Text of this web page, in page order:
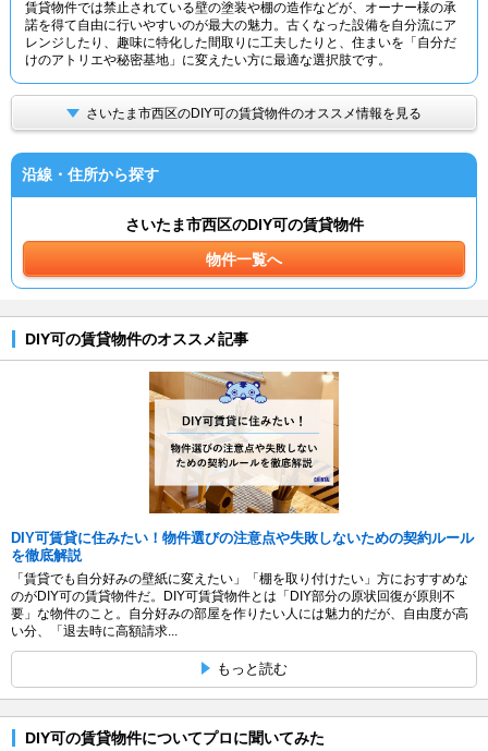
賃貸物件では禁止されている壁の塗装や棚の造作などが、オーナー様の承
諾を得て自由に行いやすいのが最大の魅力。古くなった設備を自分流にア
レンジしたり、趣味に特化した間取りに工夫したりと、住まいを「自分だ
けのアトリエや秘密基地」に変えたい方に最適な選択肢です。
さいたま市西区のDIY可の賃貸物件のオススメ情報を見る
沿線・住所から探す
さいたま市西区のDIY可の賃貸物件
物件一覧へ
DIY可の賃貸物件のオススメ記事
DIY可賃貸に住みたい！物件選びの注意点や失敗しないための契約ルール
を徹底解説
「賃貸でも自分好みの壁紙に変えたい」「棚を取り付けたい」方におすすめな
のがDIY可の賃貸物件だ。DIY可賃貸物件とは「DIY部分の原状回復が原則不
要」な物件のこと。自分好みの部屋を作りたい人には魅力的だが、自由度が高
い分、「退去時に高額請求...
もっと読む
DIY可の賃貸物件についてプロに聞いてみた